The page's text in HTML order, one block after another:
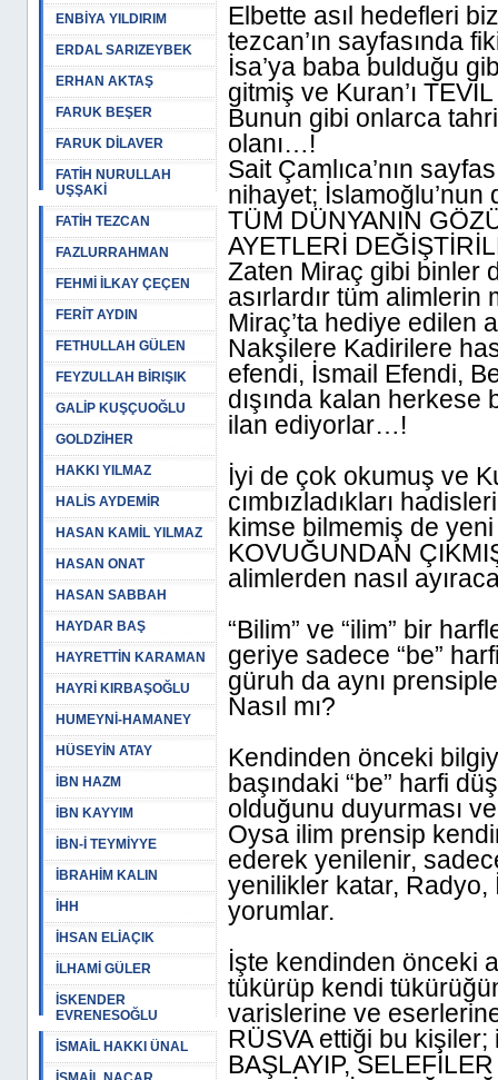
ENBİYA YILDIRIM
ERDAL SARIZEYBEK
ERHAN AKTAŞ
FARUK BEŞER
FARUK DİLAVER
FATİH NURULLAH
UŞŞAKİ
FATİH TEZCAN
FAZLURRAHMAN
FEHMİ İLKAY ÇEÇEN
FERİT AYDIN
FETHULLAH GÜLEN
FEYZULLAH BİRIŞIK
GALİP KUŞÇUOĞLU
GOLDZİHER
HAKKI YILMAZ
HALİS AYDEMİR
HASAN KAMİL YILMAZ
HASAN ONAT
HASAN SABBAH
HAYDAR BAŞ
HAYRETTİN KARAMAN
HAYRİ KIRBAŞOĞLU
HUMEYNİ-HAMANEY
HÜSEYİN ATAY
İBN HAZM
İBN KAYYIM
İBN-İ TEYMİYYE
İBRAHİM KALIN
İHH
İHSAN ELİAÇIK
İLHAMİ GÜLER
İSKENDER
EVRENESOĞLU
İSMAİL HAKKI ÜNAL
Elbette asıl hedefleri
tezcan’ın sayfasında
İsa’ya baba bulduğu
gitmiş ve Kuran’ı
Bunun gibi onlarca
olanı…!
Sait Çamlıca’nın
nihayet;
TÜM DÜNYANIN
AYETLERİ
Zaten Miraç gibi binler
asırlardır tüm
Miraç’ta hediye
Nakşilere Kadirilere
efendi, İsmail Efendi,
dışında kalan
ilan ediyorlar…!
İyi de çok okumuş ve
cımbızladıkları
kimse bilmemiş de
KOVUĞUNDAN
alimlerden nasıl
“Bilim” ve “ilim” bir
geriye sadece “be”
güruh da aynı
Nasıl mı?
Kendinden önceki
başındaki “be” harfi
olduğunu duyurması
Oysa ilim prensip
ederek yenilenir,
yenilikler katar,
yorumlar.
İşte kendinden önceki
tükürüp kendi
varislerine ve
RÜSVA ettiği bu
BAŞLAYIP,